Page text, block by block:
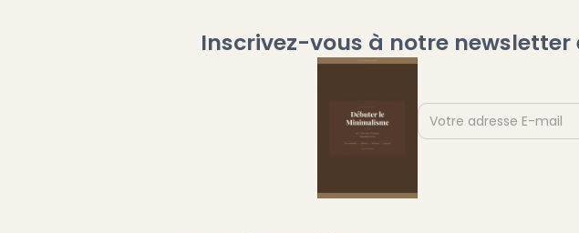
Inscrivez-vous à notre